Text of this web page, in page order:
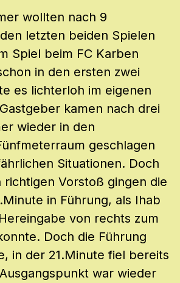
wollten nach 9
letzten beiden Spielen
Spiel beim FC Karben
in den ersten zwei
es lichterloh im eigenen
kamen nach drei
wieder in den
geschlagen
Situationen. Doch
richtigen Vorstoß gingen die
in Führung, als Ihab
von rechts zum
Doch die Führung
in der 21.Minute fiel bereits
war wieder